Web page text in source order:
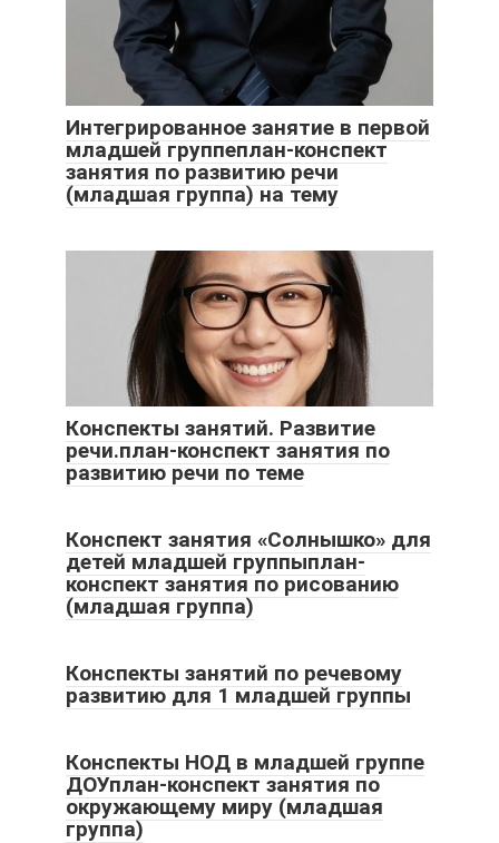
Интегрированное занятие в первой
младшей группеплан-конспект
занятия по развитию речи
(младшая группа) на тему
Конспекты занятий. Развитие
речи.план-конспект занятия по
развитию речи по теме
Конспект занятия «Солнышко» для
детей младшей группыплан-
конспект занятия по рисованию
(младшая группа)
Конспекты занятий по речевому
развитию для 1 младшей группы
Конспекты НОД в младшей группе
ДОУплан-конспект занятия по
окружающему миру (младшая
группа)